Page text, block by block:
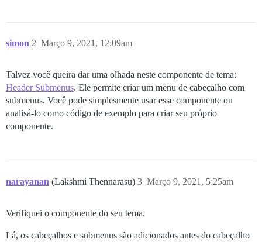
simon Março 9, 2021, 12:09am
2
Talvez você queira dar uma olhada neste componente de tema:
Header Submenus. Ele permite criar um menu de cabeçalho com
submenus. Você pode simplesmente usar esse componente ou
analisá-lo como código de exemplo para criar seu próprio
componente.
narayanan (Lakshmi Thennarasu) Março 9, 2021, 5:25am
3
Verifiquei o componente do seu tema.
Lá, os cabeçalhos e submenus são adicionados antes do cabeçalho